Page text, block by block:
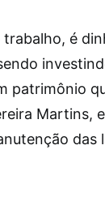
é
patrimônio
Martins,
das